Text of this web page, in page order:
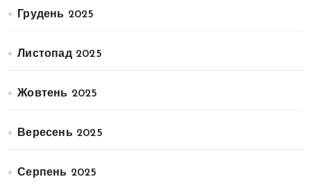
Грудень 2025
Листопад 2025
Жовтень 2025
Вересень 2025
Серпень 2025